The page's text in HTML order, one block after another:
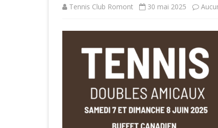
Tennis Club Romont 30 mai 2025